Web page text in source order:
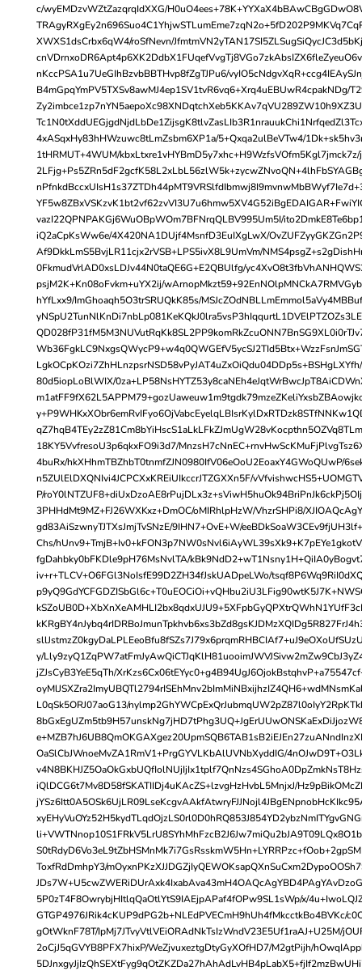
c/wyEMDzvWZtZazqrqIdXXG/
XWXS1dsCrbx6qW4/roSfNevn/
nKccPSA1u7UeGIhBzvbBBTHvp8fZgTJPu6/
B4mGpqYmPV5TXSv8awMJ4ep1SV1tvR6vq6+Xrq4uEBUwR4cpakNDg/
4xASqxHy83hHWzuwc8tLmZsbm6XP1a/5+Qxqa2ulBeVTw4/
1tHRMUT+4WUM/
vazI22QPNPAKGj6WuOBpWOm7BFNrqQLBV995Um5I/
iQ2aCpKsWw6e/4X420NA1DUjf4MsnfD3EuIXgLwX/
Af9DkkLmS5BvjLR11cjx2rVSB+LPS5ivX8L9UmVm/
0FkmudVrlAD0xsLDJv44N0taQE6G+E2QBUlfg/
psjM2K+Kn08oFvkm+uYX2ij/
hYfLxx9/ImGhoaqh5O3trSRUQkK85s/
80d5iopLoBlWIX/
18KY5VvfresoU3p6qkxFO9i3d7/
4buRx/hkXHhmTBZhbT0tnmfZJN0980IfV06eOoU2EoaxY4GWoQUwP/
n5ZUlElDXQNIvi4JCPCXxKREiUIkccrJTZGXXn5F/
P/
3PHHdMt9MZ+FJ26WXKxz+DmOC/oMIRhlpHzW/VhzrSHPi8/
gd83AiSzwnyTJTXsJmjTvSNzE/9IHN7+OvE+W/
Chs/
fgDahbky0bFKDle9pH76MsNvlTA/
iv+r+TLCV+O6FGl3NoIsfE99D2ZH34fJskUADpeLWo/
y/
jZJsCyB3YeE5qTh/
L0qSk5ORJ07aoG13/
OaSlCbJWnoeMvZA1RmV1+PrgGYVLKbAlUVNbXyddIG/
iQlDCG6t7Mv8D58fSKATIIDj4uKAcZS+lzvgHzHvbL5MnjxJ/
ToxfRdDmhpY3/
5P0zT4F8OwrybjHItlqQaOtlYtS9IAEjpAPaf4fOPw9SL1sWp/x/
GTGP4976JRik4cKUP9dPG2b+NLEdPVECmH9hUh4fMkcctkBo4BVKc/
gOtWknF78T/IpMj7JTvyVtlVEiORAdNkTsIzWndV23E5Uf1raAJ+U25M/
2oCjJ5qGVYB8PFX7hixP/WeZjvuxeztgDtyGyXOfHD7/M2gtPijh/